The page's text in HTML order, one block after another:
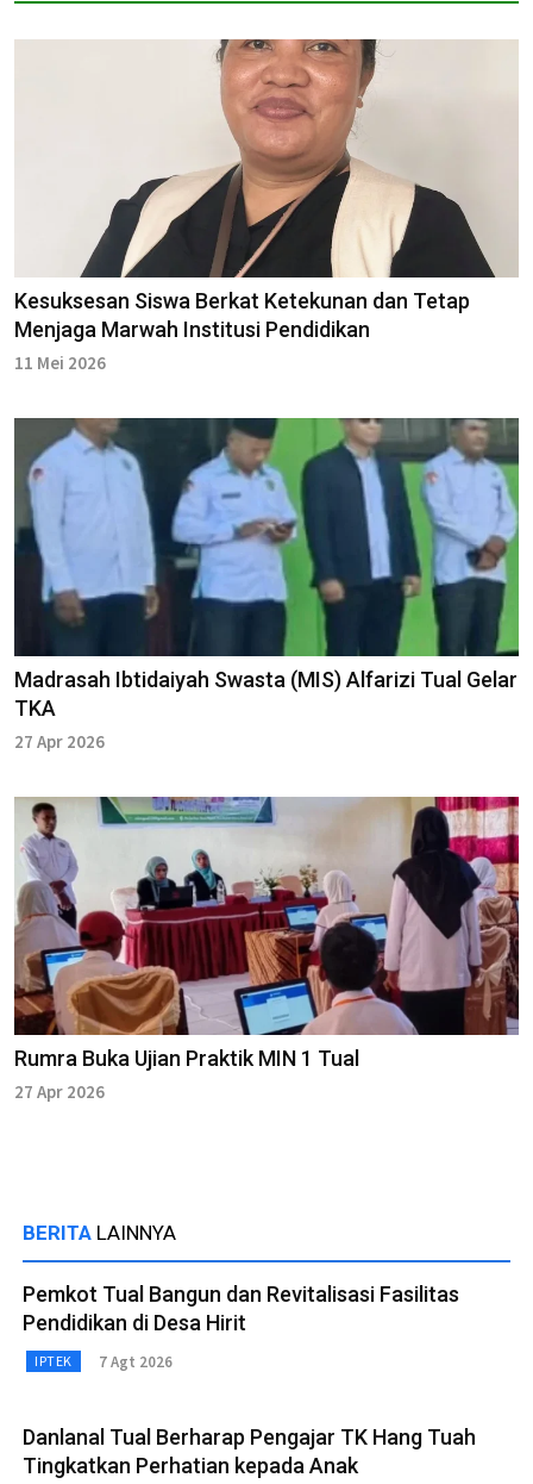
Kesuksesan Siswa Berkat Ketekunan dan Tetap
Menjaga Marwah Institusi Pendidikan
11 Mei 2026
Madrasah Ibtidaiyah Swasta (MIS) Alfarizi Tual Gelar
TKA
27 Apr 2026
Rumra Buka Ujian Praktik MIN 1 Tual
27 Apr 2026
BERITA LAINNYA
Pemkot Tual Bangun dan Revitalisasi Fasilitas
Pendidikan di Desa Hirit
IPTEK 7 Agt 2026
Danlanal Tual Berharap Pengajar TK Hang Tuah
Tingkatkan Perhatian kepada Anak